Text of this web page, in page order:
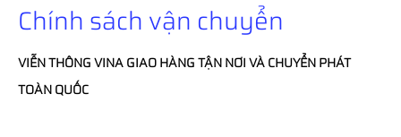
Chính sách vận chuyển
VIỄN THÔNGVINAGIAO HÀNG TẬN NƠI VÀ CHUYỂN PHÁT
TOÀN QUỐC